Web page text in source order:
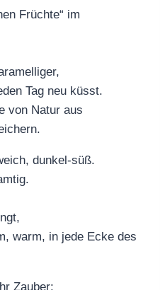
Früchte“ im
Tag neu küsst.
von Natur aus
dunkel-süß.
warm, in jede Ecke des
Zauber: